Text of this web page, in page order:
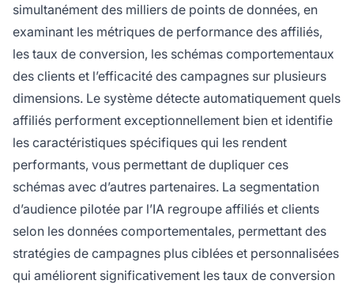
simultanément des milliers de points de données, en
examinant les métriques de performance des affiliés,
les taux de conversion, les schémas comportementaux
des clients et l’efficacité des campagnes sur plusieurs
dimensions. Le système détecte automatiquement quels
affiliés performent exceptionnellement bien et identifie
les caractéristiques spécifiques qui les rendent
performants, vous permettant de dupliquer ces
schémas avec d’autres partenaires. La segmentation
d’audience pilotée par l’IA regroupe affiliés et clients
selon les données comportementales, permettant des
stratégies de campagnes plus ciblées et personnalisées
qui améliorent significativement les taux de conversion